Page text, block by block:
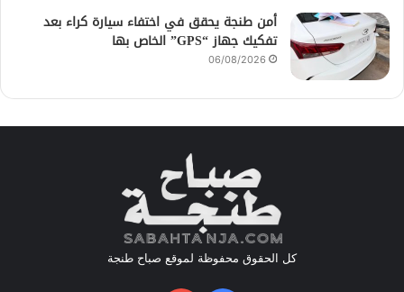
أمن طنجة يحقق في اختفاء سيارة كراء بعد
تفكيك جهاز “GPS” الخاص بها
06/08/2026
كل الحقوق محفوظة لموقع صباح طنجة